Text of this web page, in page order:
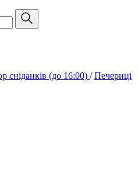
сніданків (до 16:00) /Печериці